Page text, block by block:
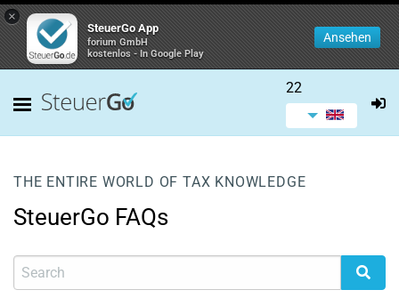
×
SteuerGo App
forium GmbH
kostenlos - In Google Play
Ansehen
22
THE ENTIRE WORLD OF TAX KNOWLEDGE
SteuerGo FAQs